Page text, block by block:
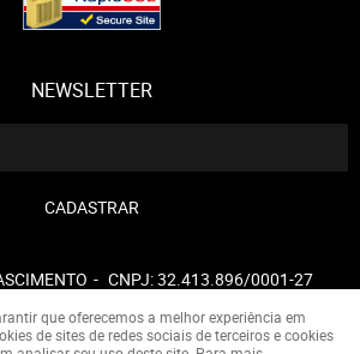
NEWSLETTER
CADASTRAR
CNPJ: 32.413.896/0001-27
que oferecemos a melhor experiência em
de sites de redes sociais de terceiros e cookies